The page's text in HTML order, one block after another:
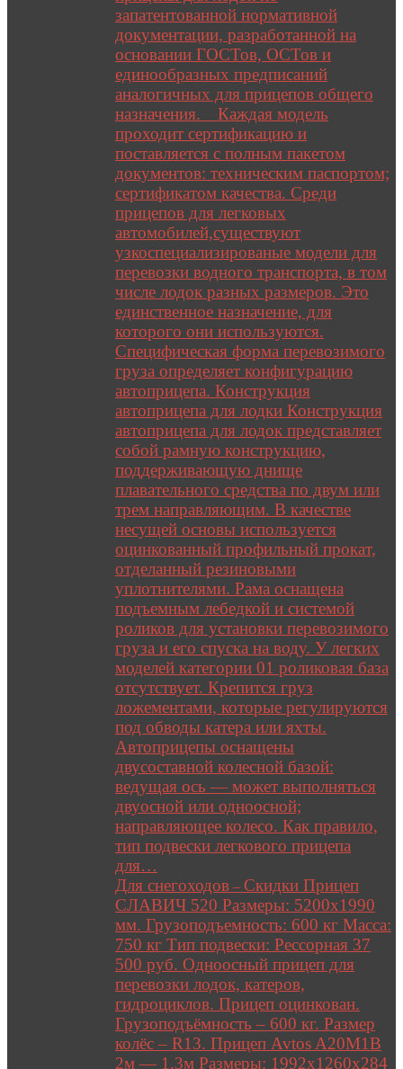
запатентованной нормативной
документации, разработанной на
основании ГОСТов, ОСТов и
единообразных предписаний
аналогичных для прицепов общего
назначения. Каждая модель
проходит сертификацию и
поставляется с полным пакетом
документов: техническим паспортом;
сертификатом качества. Среди
прицепов для легковых
автомобилей,существуют
узкоспециализированые модели для
перевозки водного транспорта, в том
числе лодок разных размеров. Это
единственное назначение, для
которого они используются.
Специфическая форма перевозимого
груза определяет конфигурацию
автоприцепа. Конструкция
автоприцепа для лодки Конструкция
автоприцепа для лодок представляет
собой рамную конструкцию,
поддерживающую днище
плавательного средства по двум или
трем направляющим. В качестве
несущей основы используется
оцинкованный профильный прокат,
отделанный резиновыми
уплотнителями. Рама оснащена
подъемным лебедкой и системой
роликов для установки перевозимого
груза и его спуска на воду. У легких
моделей категории 01 роликовая база
отсутствует. Крепится груз
ложементами, которые регулируются
под обводы катера или яхты.
Автоприцепы оснащены
двусоставной колесной базой:
ведущая ось — может выполняться
двуосной или одноосной;
направляющее колесо. Как правило,
тип подвески легкового прицепа
для…
Для снегоходов – Скидки Прицеп
СЛАВИЧ 520 Размеры: 5200х1990
мм. Грузоподъемность: 600 кг Масса:
750 кг Тип подвески: Рессорная 37
500 руб. Одноосный прицеп для
перевозки лодок, катеров,
гидроциклов. Прицеп оцинкован.
Грузоподъёмность – 600 кг. Размер
колёс – R13. Прицеп Avtos A20M1B
2м — 1,3м Размеры: 1992х1260х284